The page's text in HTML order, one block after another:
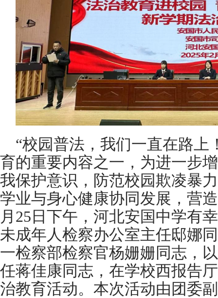
“校园普法，我们一直在路上
育的重要内容之一，为进一步
我保护意识，防范校园欺凌暴
学业与身心健康协同发展，营
月25日下午，河北安国中学有
未成年人检察办公室主任邸娜
一检察部检察官杨姗姗同志，
任蒋佳康同志，在学校西报告
治教育活动。本次活动由团委